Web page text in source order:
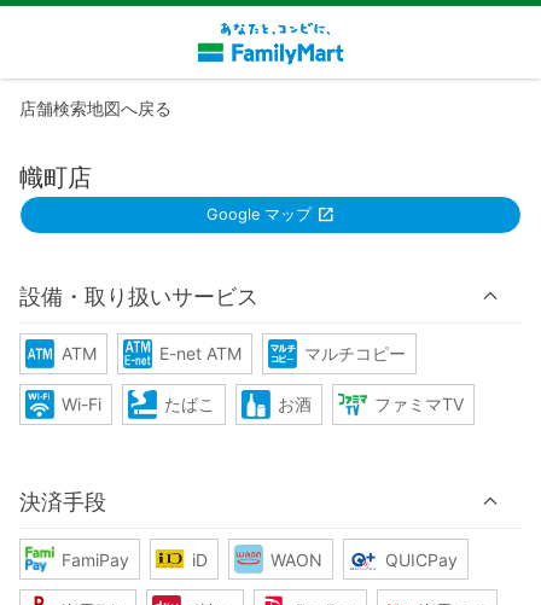
店舗検索地図へ戻る
幟町店
Google マップ
設備・取り扱いサービス
ATM E-net ATM マルチコピー
Wi-Fi たばこ お酒 ファミマTV
決済手段
FamiPay iD WAON QUICPay